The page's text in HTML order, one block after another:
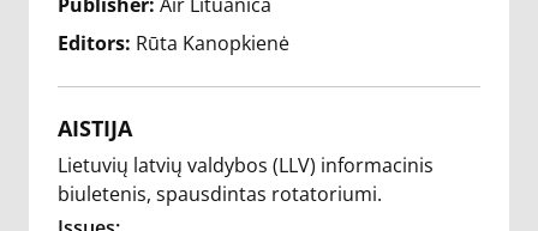
Editors: Rūta Kanopkienė
AISTIJA
Lietuvių latvių valdybos (LLV) informacinis
biuletenis, spausdintas rotatoriumi.